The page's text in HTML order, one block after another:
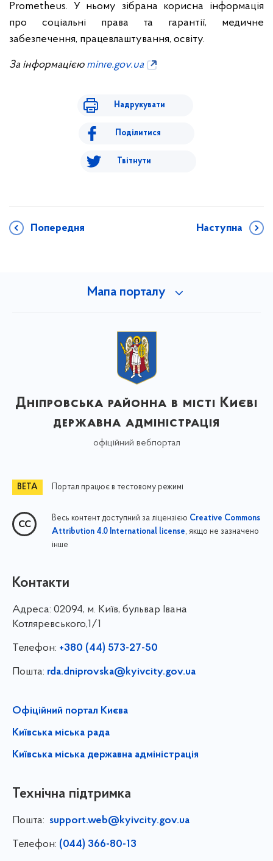
Prometheus. У ньому зібрана корисна інформація
про соціальні права та гарантії, медичне
забезпечення, працевлаштування, освіту.
За інформацією minre.gov.ua
Надрукувати
Поділитися
Твітнути
Попередня Наступна
Мапа порталу
Дніпровська районна в місті Києві
державна адміністрація
офіційний вебпортал
Портал працює в тестовому режимі
Весь контент доступний за ліцензією Creative Commons
Attribution 4.0 International license, якщо не зазначено
інше
Контакти
Адреса: 02094, м. Київ, бульвар Івана
Котляревського,1/1
Телефон: +380 (44) 573-27-50
Пошта: rda.dniprovska@kyivcity.gov.ua
Офіційний портал Києва
Київська міська рада
Київська міська державна адміністрація
Технічна підтримка
Пошта: support.web@kyivcity.gov.ua
Телефон: (044) 366-80-13